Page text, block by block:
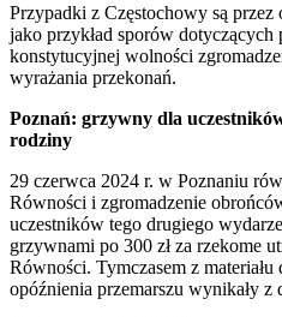
Przypadki z Częstochowy są
jako przykład sporów dotyczących
konstytucyjnej wolności
wyrażania przekonań.
Poznań: grzywny dla
rodziny
29 czerwca 2024 r. w Poznaniu
Równości i zgromadzenie
uczestników tego drugiego
grzywnami po 300 zł za rzekome
Równości. Tymczasem z
opóźnienia przemarszu wynikały z